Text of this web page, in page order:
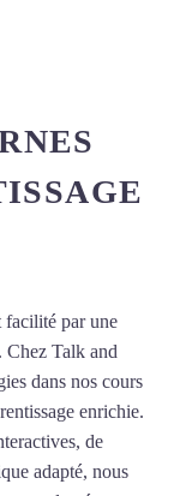
facilité par une
Chez Talk and
dans nos cours
enrichie.
de
adapté, nous